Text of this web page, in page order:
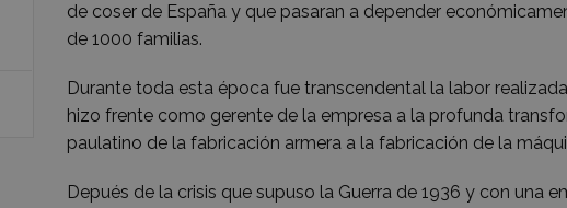
de coser de España y que pasaran a depender
de 1000 familias.
Durante toda esta época fue transcendental la labor
hizo frente como gerente de la empresa a la profunda
paulatino de la fabricación armera a la fabricación de la
Depués de la crisis que supuso la Guerra de 1936 y con una